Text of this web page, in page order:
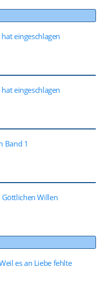
eingeschlagen
eingeschlagen
Band 1
Willen
es an Liebe fehlte